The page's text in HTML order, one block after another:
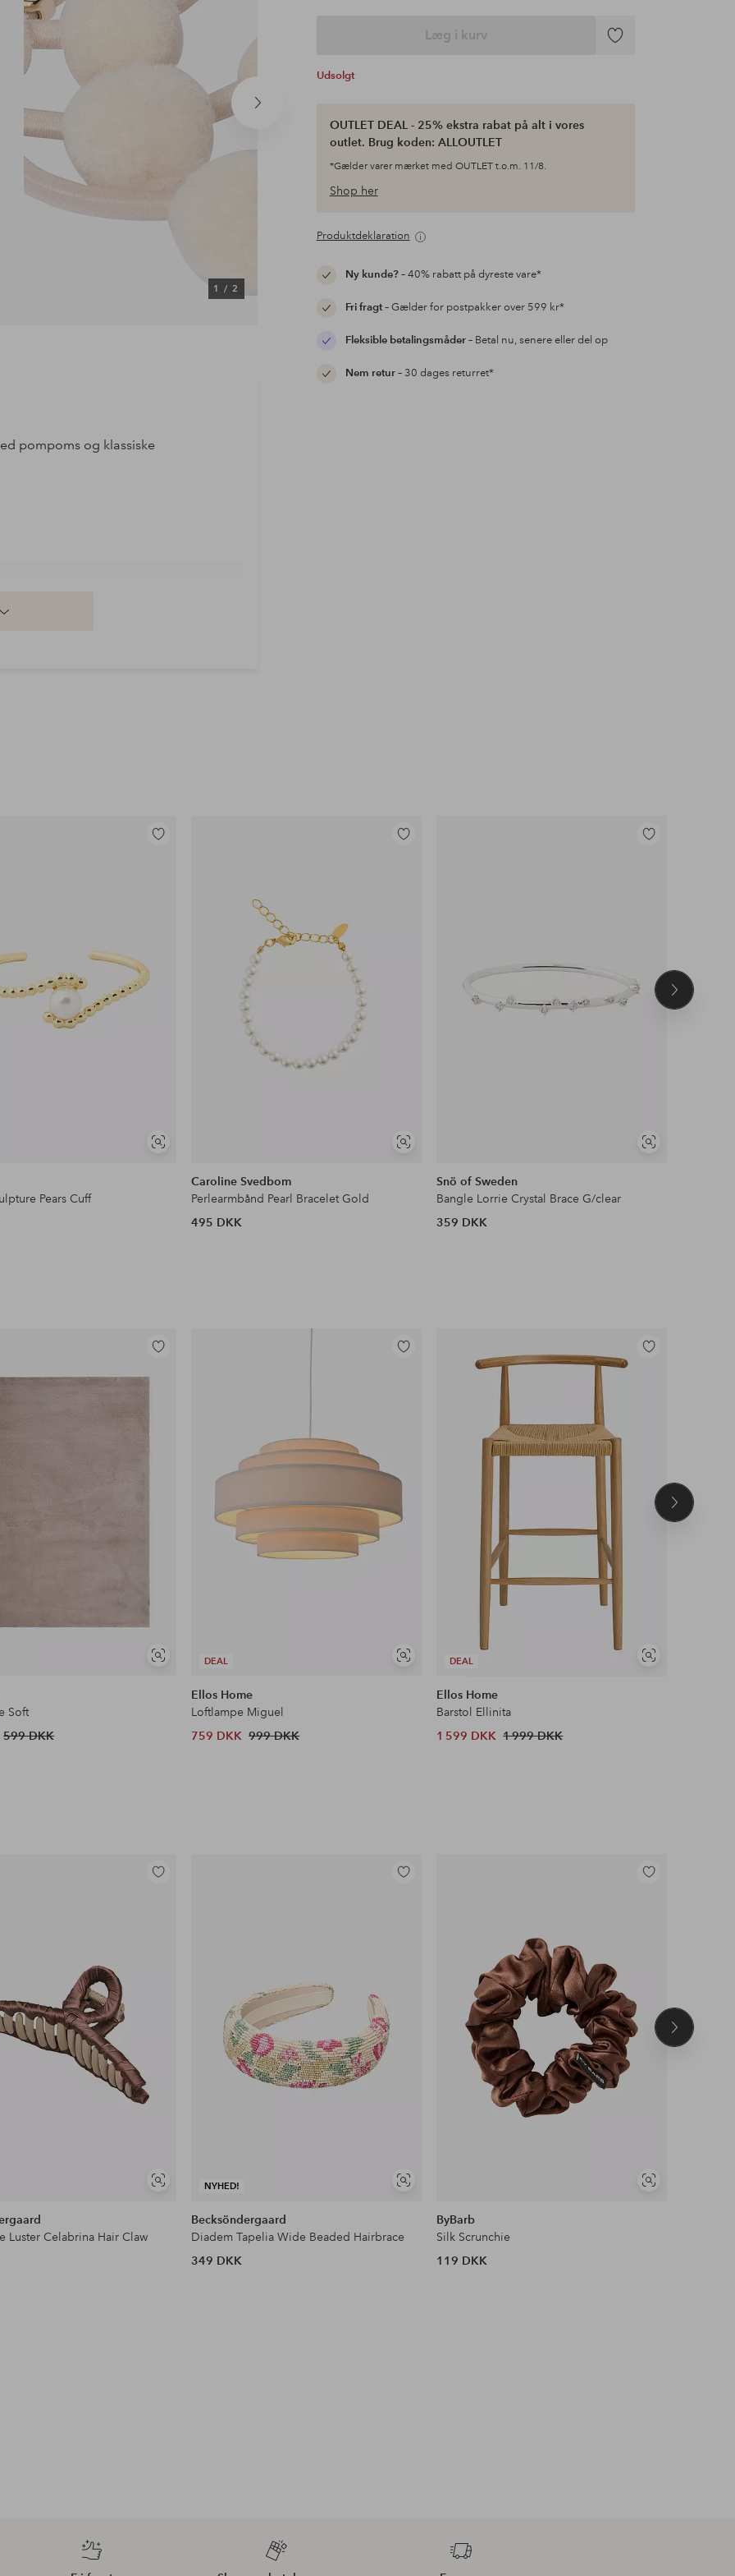
Næste
1/ 2
Læg i kurv
Tilføj
Udsolgt
OUTLET DEAL - 25% ekstra rabat på alt i vores
outlet. Brug koden: ALLOUTLET
*Gælder varer mærket med OUTLET t.o.m. 11/8.
Shop her
Produktdeklaration
Ny kunde?– 40% rabatt på dyreste vare*
Fri fragt– Gælder for postpakker over 599 kr*
Fleksible betalingsmåder– Betal nu, senere eller del op
Nem retur– 30 dages returret*
pompoms og klassiske
Se
Tilføj
Pears Cuff
Se
Tilføj
Caroline Svedbom
Perlearmbånd Pearl Bracelet Gold
495 DKK
Se
Tilføj
Snö of Sweden
Bangle Lorrie Crystal Brace G/clear
359 DKK
Næste
Se
Tilføj
Soft
599 DKK
DEAL
Se
Tilføj
Ellos Home
Loftlampe Miguel
759 DKK 999 DKK
DEAL
Se
Tilføj
Ellos Home
Barstol Ellinita
1 599 DKK 1 999 DKK
Næste
Se
Tilføj
Luster Celabrina Hair Claw
NYHED!
Se
Tilføj
Becksöndergaard
Diadem Tapelia Wide Beaded Hairbrace
349 DKK
Se
Tilføj
ByBarb
Silk Scrunchie
119 DKK
Næste